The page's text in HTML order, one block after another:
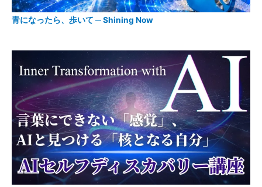
青になったら、歩いて ─ Shining Now